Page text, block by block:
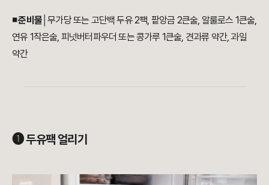
◾ 준비물 │무가당 또는 고단백 두유 2팩, 팥앙금 2큰술, 알룰로스 1큰술,
연유 1작은술, 피넛버터파우더 또는 콩가루 1큰술, 견과류 약간, 과일
약간
➊ 두유팩 얼리기